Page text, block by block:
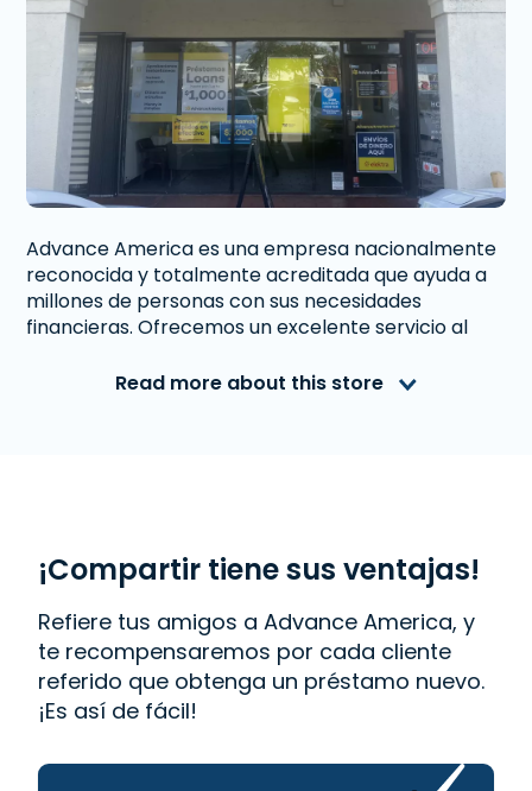
Advance America es una empresa nacionalmente
reconocida y totalmente acreditada que ayuda a
millones de personas con sus necesidades
financieras. Ofrecemos un excelente servicio al
dinero inmediato. Con nosotros obtener un
visita tu sucursal más cercana en 2750 W. 68th St.,
Ste. #110, Hialeah, FL 33016.
Read more about this store
¡Compartir tiene sus ventajas!
Refiere tus amigos a Advance America, y
te recompensaremos por cada cliente
referido que obtenga un préstamo nuevo.
¡Es así de fácil!